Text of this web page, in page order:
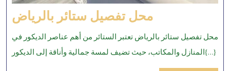
محل تفصيل ستائر بالرياضمحل
تفصيل
ستائر
بالرياض
محل تفصيل ستائر بالرياض تعتبر الستائر من أهم عناصر الديكور في
المنازل والمكاتب، حيث تضيف لمسة جمالية وأناقة إلى الديكور{...}